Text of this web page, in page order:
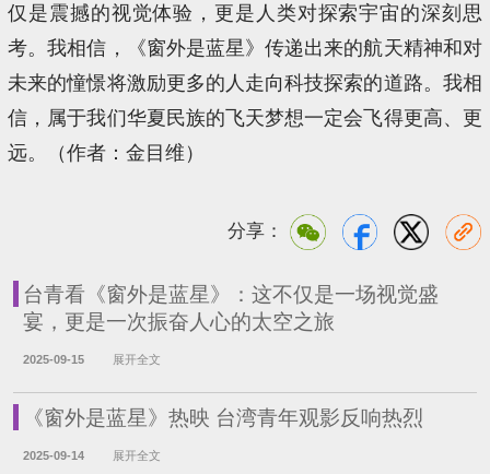
仅是震撼的视觉体验，更是人类对探索宇宙的深刻思
考。我相信，《窗外是蓝星》传递出来的航天精神和对
未来的憧憬将激励更多的人走向科技探索的道路。我相
信，属于我们华夏民族的飞天梦想一定会飞得更高、更
远。（作者：金目维）
分享：
台青看《窗外是蓝星》：这不仅是一场视觉盛
宴，更是一次振奋人心的太空之旅
2025-09-15 展开全文
《窗外是蓝星》热映 台湾青年观影反响热烈
2025-09-14 展开全文